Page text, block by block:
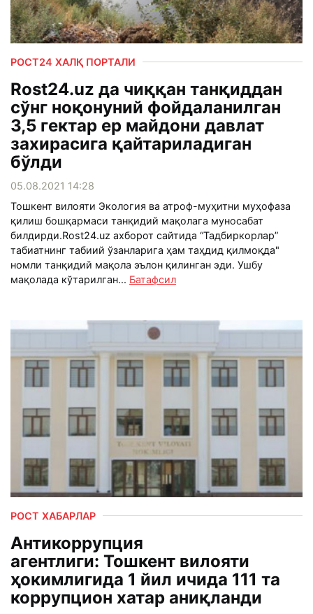
РОСТ24 ХАЛҚ ПОРТАЛИ
Rost24.uz да чиққан танқиддан
сўнг ноқонуний фойдаланилган
3,5 гектар ер майдони давлат
захирасига қайтариладиган
бўлди
05.08.2021 14:28
Тошкент вилояти Экология ва атроф-муҳитни муҳофаза
қилиш бошқармаси танқидий мақолага муносабат
билдирди.Rost24.uz ахборот сайтида “Тадбиркорлар”
табиатнинг табиий ўзанларига ҳам таҳдид қилмоқда"
номли танқидий мақола эълон қилинган эди. Ушбу
мақолада кўтарилган... Батафсил
РОСТ ХАБАРЛАР
Антикоррупция
агентлиги: Тошкент вилояти
ҳокимлигида 1 йил ичида 111 та
коррупцион хатар аниқланди